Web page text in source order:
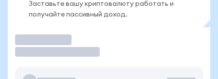
Заставьте вашу криптовалюту работать и
получайте пассивный доход.